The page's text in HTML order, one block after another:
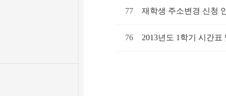
77 재학생 주소변경 신청
76 2013년도 1학기 시간